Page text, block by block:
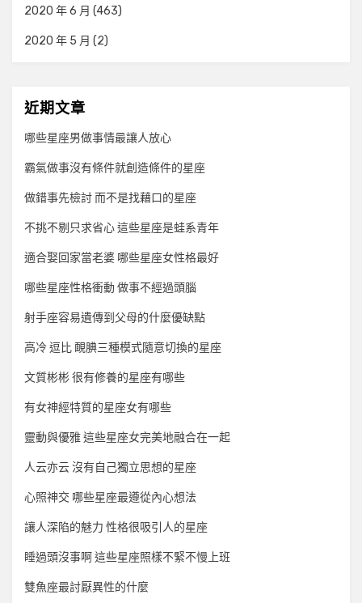
2020 年 6 月 (463)
2020 年 5 月 (2)
近期文章
哪些星座男做事情最讓人放心
霸氣做事沒有條件就創造條件的星座
做錯事先檢討 而不是找藉口的星座
不挑不剔只求省心 這些星座是蛙系青年
適合娶回家當老婆 哪些星座女性格最好
哪些星座性格衝動 做事不經過頭腦
射手座容易遺傳到父母的什麼優缺點
高冷 逗比 靦腆三種模式隨意切換的星座
文質彬彬 很有修養的星座有哪些
有女神經特質的星座女有哪些
靈動與優雅 這些星座女完美地融合在一起
人云亦云 沒有自己獨立思想的星座
心照神交 哪些星座最遵從內心想法
讓人深陷的魅力 性格很吸引人的星座
睡過頭沒事啊 這些星座照樣不緊不慢上班
雙魚座最討厭異性的什麼